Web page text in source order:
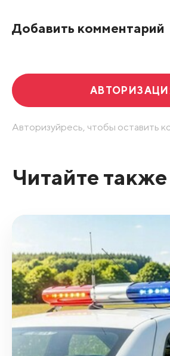
Добавить комментарий
Авторизуйресь, чтобы оставить
Читайте также